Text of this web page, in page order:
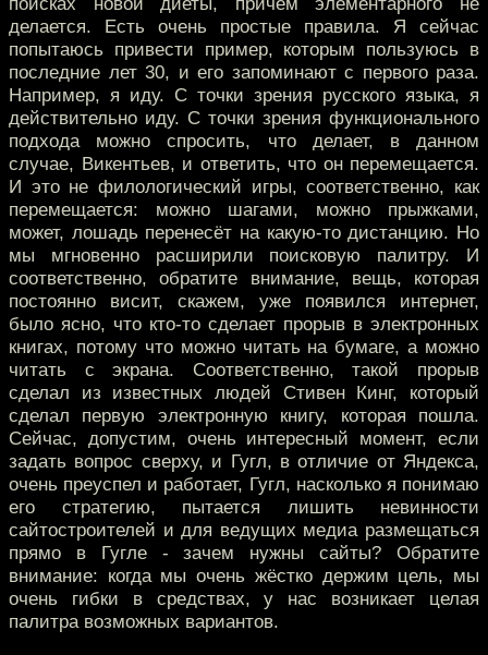
делается. Есть очень простые правила. Я сейчас
попытаюсь привести пример, которым пользуюсь в
последние лет 30, и его запоминают с первого раза.
Например, я иду. С точки зрения русского языка, я
действительно иду. С точки зрения функционального
подхода можно спросить, что делает, в данном
случае, Викентьев, и ответить, что он перемещается.
И это не филологический игры, соответственно, как
перемещается: можно шагами, можно прыжками,
может, лошадь перенесёт на какую-то дистанцию. Но
мы мгновенно расширили поисковую палитру. И
соответственно, обратите внимание, вещь, которая
постоянно висит, скажем, уже появился интернет,
было ясно, что кто-то сделает прорыв в электронных
книгах, потому что можно читать на бумаге, а можно
читать с экрана. Соответственно, такой прорыв
сделал из известных людей Стивен Кинг, который
сделал первую электронную книгу, которая пошла.
Сейчас, допустим, очень интересный момент, если
задать вопрос сверху, и Гугл, в отличие от Яндекса,
очень преуспел и работает, Гугл, насколько я понимаю
его стратегию, пытается лишить невинности
сайтостроителей и для ведущих медиа размещаться
прямо в Гугле - зачем нужны сайты? Обратите
внимание: когда мы очень жёстко держим цель, мы
очень гибки в средствах, у нас возникает целая
палитра возможных вариантов.